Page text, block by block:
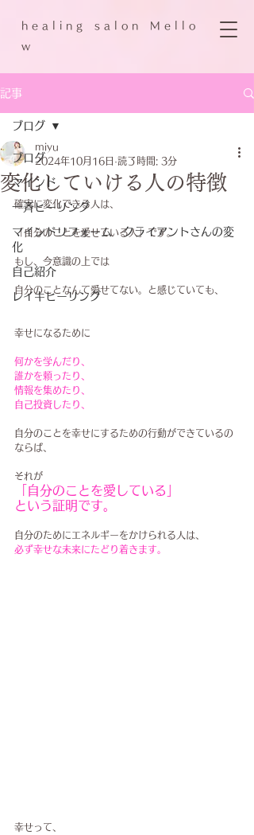
h e a l i n g s a l o n M e l l o
w
記事
ブログ
マインド
一斉ヒーリング
マインドリフォーム クライアントさんの変
化
自己紹介
レイキヒーリング
ブログ
変化していける人の特徴
miyu
2024年10月16日 読了時間: 3分
確実に変化できる人は、
「自分のことを愛せている人」です。
もし、今意識の上では
自分のことなんて愛せてない。と感じていても、
幸せになるために
何かを学んだり、
誰かを頼ったり、
情報を集めたり、
自己投資したり、
自分のことを幸せにするための行動ができているの
ならば、
それが
「自分のことを愛している」
という証明です。
自分のためにエネルギーをかけられる人は、
必ず幸せな未来にたどり着きます。
幸せって、